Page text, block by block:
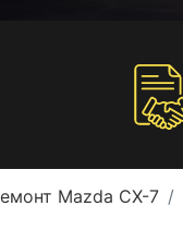
Mazda CX-7